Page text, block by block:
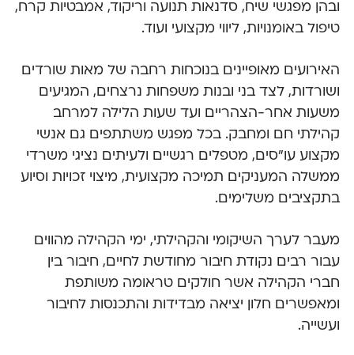
ובהן מפגשי שיח, סדנאות תנועה וריקוד, אמבטיות קרח,
טיפול באומנויות, ליווי מקצועי ועוד.
האירועים מאופיינים בנוכחות רחבה של מאות שורדים
ושורדות, לצד בני ובנות משפחות נרצחים, המגיעים
משעות אחר-הצהריים ועד שעות הלילה למרחב
קהילתי חם ומחבק. בכל מפגש משתתפים גם אנשי
מקצוע עו"סים, מטפלים רגשיים ולעיתים נציגי משרדי
ממשלה המעניקים תמיכה מקצועית, מיצוי זכויות וסיוע
בתקציבים משלימים.
מעבר לערך השיקומי והקהילתי, ימי הקהילה מהווים
עבור רבים נקודת חיבור מחודשת לחיים, חיבור בין
חברי הקהילה אשר חולקים טראומה משותפת
ומאפשרים חלון יציאה מבדידות והתכנסות לחיבור
ועשייה.